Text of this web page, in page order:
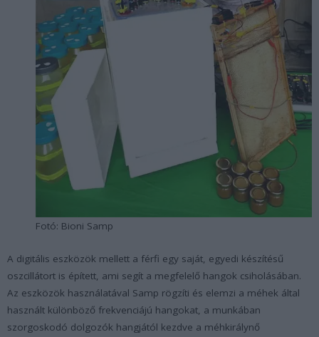
Fotó: Bioni Samp
A digitális eszközök mellett a férfi egy saját, egyedi készítésű
oszcillátort is épített, ami segít a megfelelő hangok csiholásában.
Az eszközök használatával Samp rögzíti és elemzi a méhek által
használt különböző frekvenciájú hangokat, a munkában
szorgoskodó dolgozók hangjától kezdve a méhkirálynő